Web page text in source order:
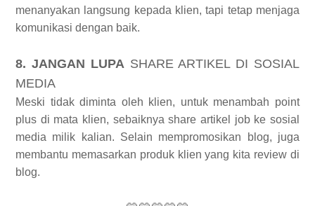
menanyakan langsung kepada klien, tapi tetap menjaga
komunikasi dengan baik.
8. JANGAN LUPASHARE ARTIKEL DI SOSIAL
MEDIA
Meski tidak diminta oleh klien, untuk menambah point
plus di mata klien, sebaiknya share artikel job ke sosial
media milik kalian. Selain mempromosikan blog, juga
membantu memasarkan produk klien yang kita review di
blog.